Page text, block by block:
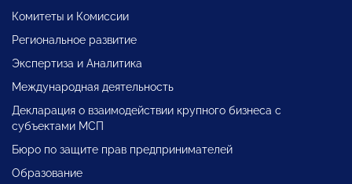
Комитеты и Комиссии
Региональное развитие
Экспертиза и Аналитика
Международная деятельность
Декларация о взаимодействии крупного бизнеса с
субъектами МСП
Бюро по защите прав предпринимателей
Образование